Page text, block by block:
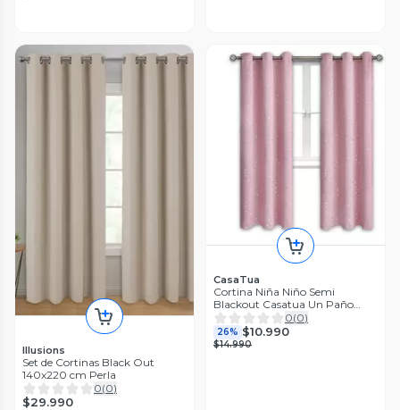
Illusions
Set de Cortinas Black Out
140x220 cm Perla
0(0)
$29.990
CasaTua
Cortina Niña Niño Semi
Blackout Casatua Un Paño
140x220cm rosa claro
0(0)
26% $10.990
$14.990